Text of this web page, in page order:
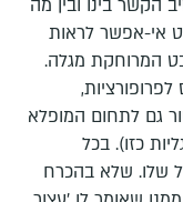
הקשר בינו ובין מה
אי-אפשר לראות
המרוחקת מגלה.
גם לתחום המופלא
כזו). בכל
שלו. שלא בהכרח